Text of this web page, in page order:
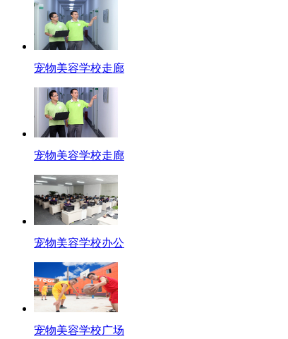
宠物美容学校走廊
宠物美容学校走廊
宠物美容学校办公
宠物美容学校广场